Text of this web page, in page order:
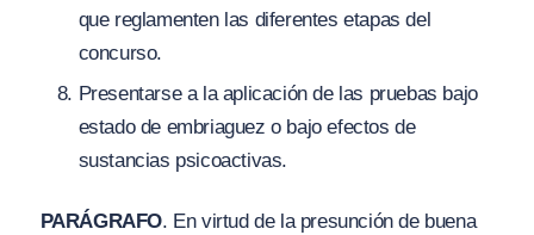
que reglamenten las diferentes etapas del
concurso.
Presentarse a la aplicación de las pruebas bajo
estado de embriaguez o bajo efectos de
sustancias psicoactivas.
PARÁGRAFO. En virtud de la presunción de buena